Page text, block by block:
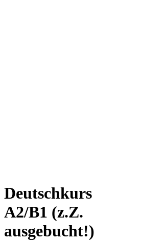
Deutschkurs
A2/B1 (z.Z.
ausgebucht!)